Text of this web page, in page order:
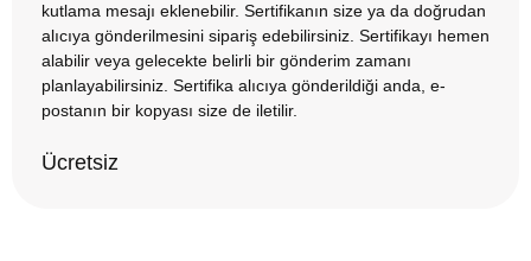
kutlama mesajı eklenebilir. Sertifikanın size ya da doğrudan
alıcıya gönderilmesini sipariş edebilirsiniz. Sertifikayı hemen
alabilir veya gelecekte belirli bir gönderim zamanı
planlayabilirsiniz. Sertifika alıcıya gönderildiği anda, e-
postanın bir kopyası size de iletilir.
Ücretsiz